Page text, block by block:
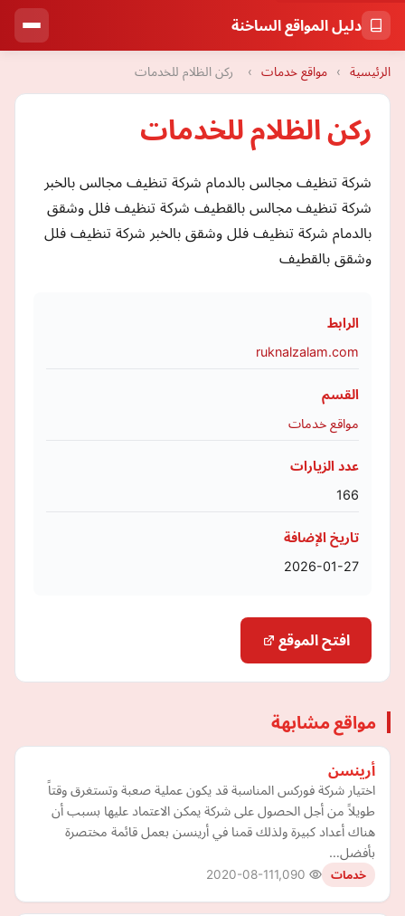
دليل المواقع الساخنة
الرئيسية › مواقع خدمات › ركن الظلام للخدمات
ركن الظلام للخدمات
شركة تنظيف مجالس بالدمام شركة تنظيف مجالس بالخبر
شركة تنظيف مجالس بالقطيف شركة تنظيف فلل وشقق
بالدمام شركة تنظيف فلل وشقق بالخبر شركة تنظيف فلل
وشقق بالقطيف
الرابط
ruknalzalam.com
القسم
مواقع خدمات
عدد الزيارات
166
تاريخ الإضافة
2026-01-27
افتح الموقع
مواقع مشابهة
أرينسن
اختيار شركة فوركس المناسبة قد يكون عملية صعبة وتستغرق وقتاً
طويلاً من أجل الحصول على شركة يمكن الاعتماد عليها بسبب أن
هناك أعداد كبيرة ولذلك قمنا في أرينسن بعمل قائمة مختصرة
بأفضل…
خدمات 2020-08-11